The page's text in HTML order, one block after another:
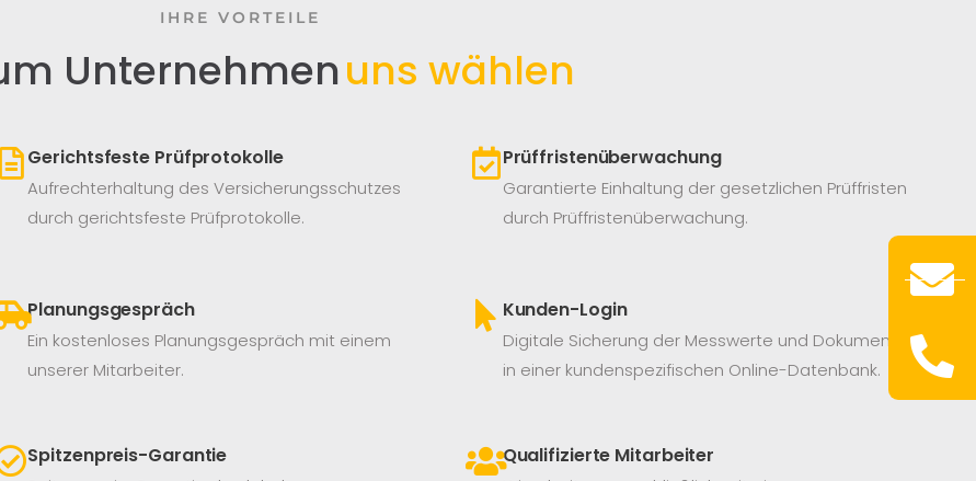
IHRE VORTEILE
Unternehmenuns wählen
Gerichtsfeste Prüfprotokolle
Aufrechterhaltung des Versicherungsschutzes
durch gerichtsfeste Prüfprotokolle.
Planungsgespräch
Ein kostenloses Planungsgespräch mit einem
unserer Mitarbeiter.
Spitzenpreis-Garantie
Prüffristenüberwachung
Garantierte Einhaltung der gesetzlichen Prüffristen
durch Prüffristenüberwachung.
Kunden-Login
Digitale Sicherung der Messwerte und Dokumente
in einer kundenspezifischen Online-Datenbank.
Qualifizierte Mitarbeiter